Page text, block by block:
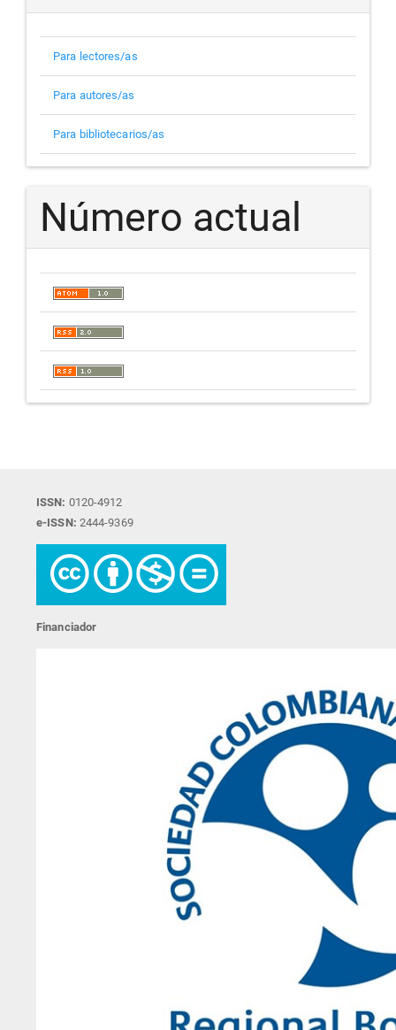
Para lectores/as
Para autores/as
Para bibliotecarios/as
Número actual
ISSN: 0120-4912
e-ISSN: 2444-9369
Financiador